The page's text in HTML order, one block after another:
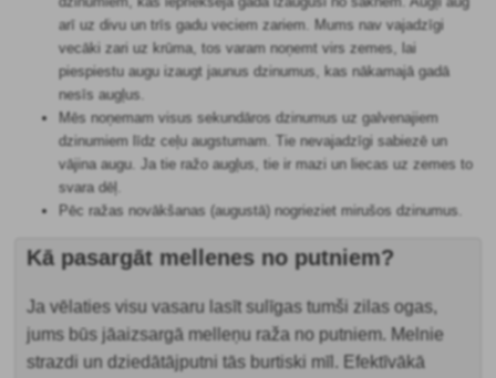
arī uz divu un trīs gadu veciem zariem. Mums nav vajadzīgi
vecāki zari uz krūma, tos varam noņemt virs zemes, lai
piespiestu augu izaugt jaunus dzinumus, kas nākamajā gadā
nesīs augļus.
Mēs noņemam visus sekundāros dzinumus uz galvenajiem
dzinumiem līdz ceļu augstumam. Tie nevajadzīgi sabiezē un
vājina augu. Ja tie ražo augļus, tie ir mazi un liecas uz zemes to
svara dēļ.
Pēc ražas novākšanas (augustā) nogrieziet mirušos dzinumus.
Kā pasargāt mellenes no putniem?
Ja vēlaties visu vasaru lasīt sulīgas tumši zilas ogas,
jums būs jāaizsargā melleņu raža no putniem. Melnie
strazdi un dziedātājputni tās burtiski mīl. Efektīvākā